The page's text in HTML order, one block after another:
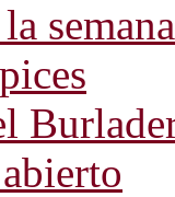
semana